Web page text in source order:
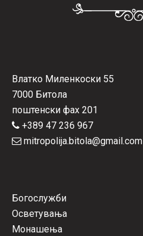
Влатко Миленкоски 55
7000 Битола
поштенски фах 201
+389 47 236 967
mitropolija.bitola@gmail.com
Богослужби
Осветувања
Монашења